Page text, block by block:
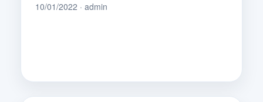
10/01/2022 · admin